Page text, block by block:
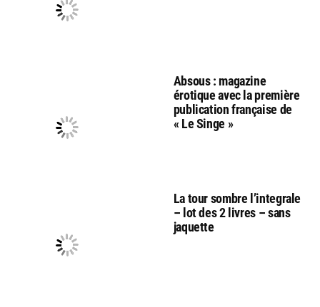
Absous : magazine
érotique avec la première
publication française de
« Le Singe »
La tour sombre l’integrale
– lot des 2 livres – sans
jaquette